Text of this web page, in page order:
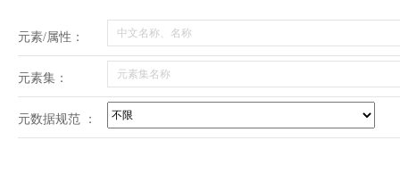
元素/属性：
元素集：
元数据规范 ：